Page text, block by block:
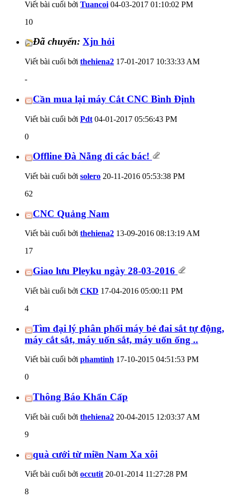
Viết bài cuối bởi Tuancoi 04-03-2017 01:10:02 PM
10
Đã chuyển: Xjn hỏi
Viết bài cuối bởi thehiena2 17-01-2017 10:33:33 AM
-
Cần mua lại máy Cắt CNC Bình Định
Viết bài cuối bởi Pdt 04-01-2017 05:56:43 PM
0
Offline Đà Nẵng đi các bác!
Viết bài cuối bởi solero 20-11-2016 05:53:38 PM
62
CNC Quảng Nam
Viết bài cuối bởi thehiena2 13-09-2016 08:13:19 AM
17
Giao lưu Pleyku ngày 28-03-2016
Viết bài cuối bởi CKD 17-04-2016 05:00:11 PM
4
Tìm đại lý phân phối máy bẻ đai sắt tự động,
máy cắt sắt, máy uốn sắt, máy uốn ống ..
Viết bài cuối bởi phamtinh 17-10-2015 04:51:53 PM
0
Thông Báo Khẩn Cấp
Viết bài cuối bởi thehiena2 20-04-2015 12:03:37 AM
9
quà cưới từ miền Nam Xa xôi
Viết bài cuối bởi occutit 20-01-2014 11:27:28 PM
8